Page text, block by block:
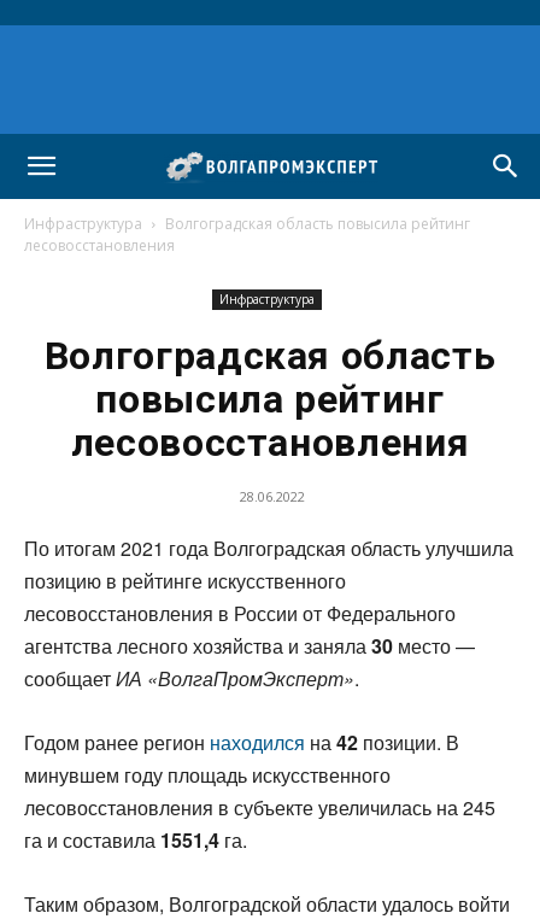
Инфраструктура
Волгоградская область повысила рейтинг
лесовосстановления
Инфраструктура
Волгоградская область
повысила рейтинг
лесовосстановления
28.06.2022
По итогам 2021 года Волгоградская область улучшила
позицию в рейтинге искусственного
лесовосстановления в России от Федерального
агентства лесного хозяйства и заняла30 место —
сообщаетИА «ВолгаПромЭксперт».
Годом ранее регион находился на42 позиции. В
минувшем году площадь искусственного
лесовосстановления в субъекте увеличилась на 245
га и составила 1551,4 га.
Таким образом, Волгоградской области удалось войти